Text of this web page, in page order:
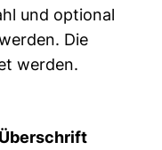
und optional
Die
werden.